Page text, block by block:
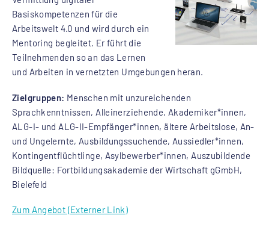
Basiskompetenzen für die
Arbeitswelt 4.0 und wird durch ein
Mentoring begleitet. Er führt die
Teilnehmenden so an das Lernen
und Arbeiten in vernetzten Umgebungen heran.
Zielgruppen: Menschen mit unzureichenden
Sprachkenntnissen, Alleinerziehende, Akademiker*innen,
ALG-I- und ALG-II-Empfänger*innen, ältere Arbeitslose, An-
und Ungelernte, Ausbildungssuchende, Aussiedler*innen,
Kontingentflüchtlinge, Asylbewerber*innen, Auszubildende
Bildquelle: Fortbildungsakademie der Wirtschaft gGmbH,
Bielefeld
Zum Angebot (Externer Link)